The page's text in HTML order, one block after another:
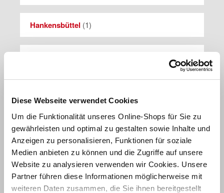
Diese Webseite verwendet Cookies
Um die Funktionalität unseres Online-Shops für Sie zu
gewährleisten und optimal zu gestalten sowie Inhalte und
Anzeigen zu personalisieren, Funktionen für soziale
Medien anbieten zu können und die Zugriffe auf unsere
Website zu analysieren verwenden wir Cookies. Unsere
Partner führen diese Informationen möglicherweise mit
weiteren Daten zusammen, die Sie ihnen bereitgestellt
Hankensbüttel (1)
Herzberg am Harz(1)
Hildesheim (1)
Kirchlinteln (1)